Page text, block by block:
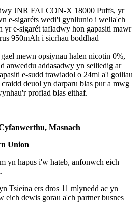
JNR FALCON-X 18000 Puffs, yr
e-sigaréts wedi'i gynllunio i wella'ch
yr e-sigarét tafladwy hon gapasiti mawr
950mAh i sicrhau boddhad
mewn opsiynau halen nicotin 0%,
anweddu addasadwy yn seiliedig ar
e-sudd trawiadol o 24ml a'i goiliau
deuol yn darparu blas pur a mwg
profiad blas eithaf.
Masnach
Union
yn hapus i'w hateb, anfonwch eich
Tsieina ers dros 11 mlynedd ac yn
dewis gorau a'ch partner busnes